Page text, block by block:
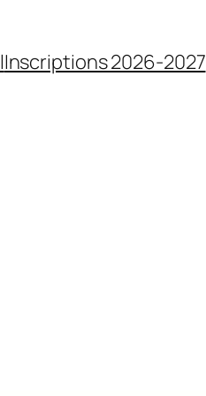
Inscriptions 2026-2027